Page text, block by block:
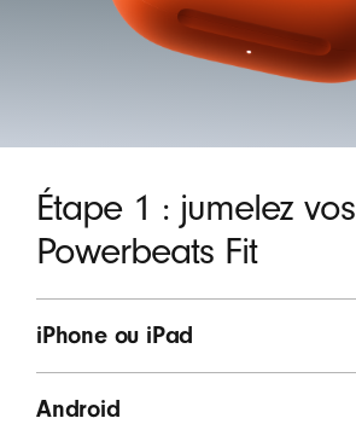
Étape 1 : jumelez vos
Powerbeats Fit
iPhone ou iPad
Android